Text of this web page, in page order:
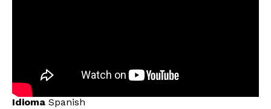
Idioma Spanish